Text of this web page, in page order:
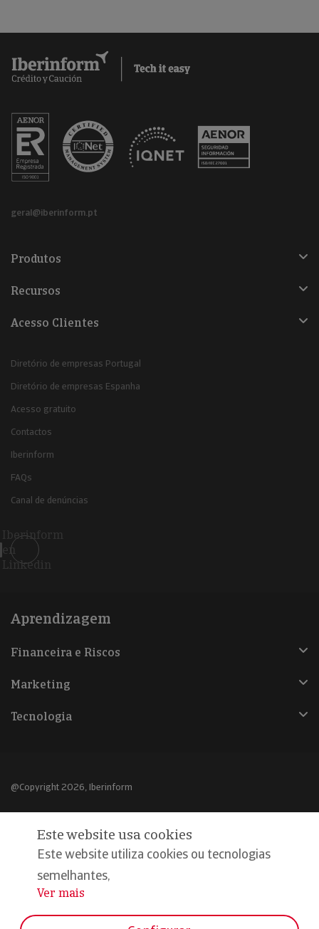
geral@iberinform.pt
Produtos
Recursos
Acesso Clientes
Diretório de empresas Portugal
Diretório de empresas Espanha
Acesso gratuito
Contactos
Iberinform
FAQs
Canal de denúncias
Iberinform
en
Linkedin
Aprendizagem
Financeira e Riscos
Marketing
Tecnologia
@Copyright 2026, Iberinform
Declaração de privacidade
Compromisso qualidade e segurança
Este website usa cookies
Este website utiliza cookies ou tecnologias
semelhantes,
...
Ver mais